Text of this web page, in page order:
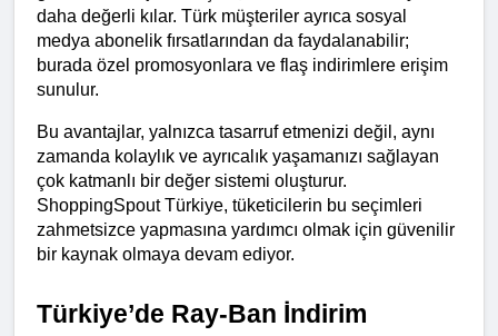
daha değerli kılar. Türk müşteriler ayrıca sosyal
medya abonelik fırsatlarından da faydalanabilir;
burada özel promosyonlara ve flaş indirimlere erişim
sunulur.
Bu avantajlar, yalnızca tasarruf etmenizi değil, aynı
zamanda kolaylık ve ayrıcalık yaşamanızı sağlayan
çok katmanlı bir değer sistemi oluşturur.
ShoppingSpout Türkiye, tüketicilerin bu seçimleri
zahmetsizce yapmasına yardımcı olmak için güvenilir
bir kaynak olmaya devam ediyor.
Türkiye’de Ray-Ban İndirim